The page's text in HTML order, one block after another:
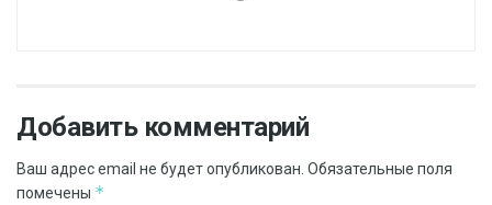
Добавить комментарий
Ваш адрес email не будет опубликован. Обязательные поля
помечены *